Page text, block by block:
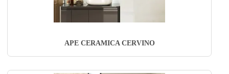
APE CERAMICA CERVINO